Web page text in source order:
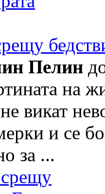
Пелин
на
не викат
и се
за ...